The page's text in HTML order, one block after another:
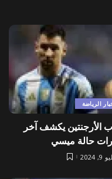
الرياضة
الأرجنتين يكشف آخر
حالة ميسي
2024